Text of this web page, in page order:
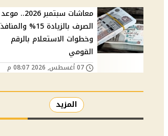
معاشات سبتمبر 2026.. موعد
الصرف بالزيادة 15% والمنافذ
وخطوات الاستعلام بالرقم
القومي
07 أغسطس, 2026 08:07 م
المزيد